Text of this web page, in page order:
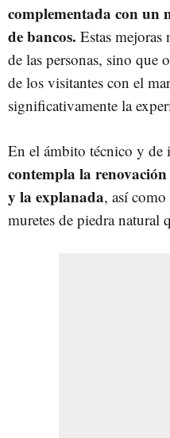
complementada con
de bancos. Estas
de las personas, sino que
de los visitantes con el
significativamente la
En el ámbito técnico y de
contempla la
y la explanada, así
muretes de piedra natural